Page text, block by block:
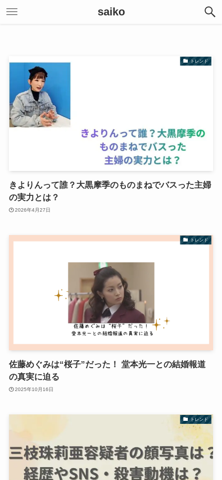
saiko
トレンド
きよりんって誰？大黒摩季のものまねでバスった主婦
の実力とは？
2026年4月27日
トレンド
佐藤めぐみは“桜子”だった！ 堂本光一との結婚報道
の真実に迫る
2025年10月16日
トレンド